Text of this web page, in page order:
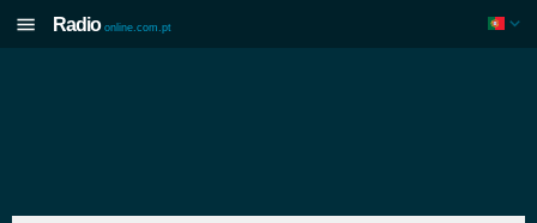
Radio online.com.pt